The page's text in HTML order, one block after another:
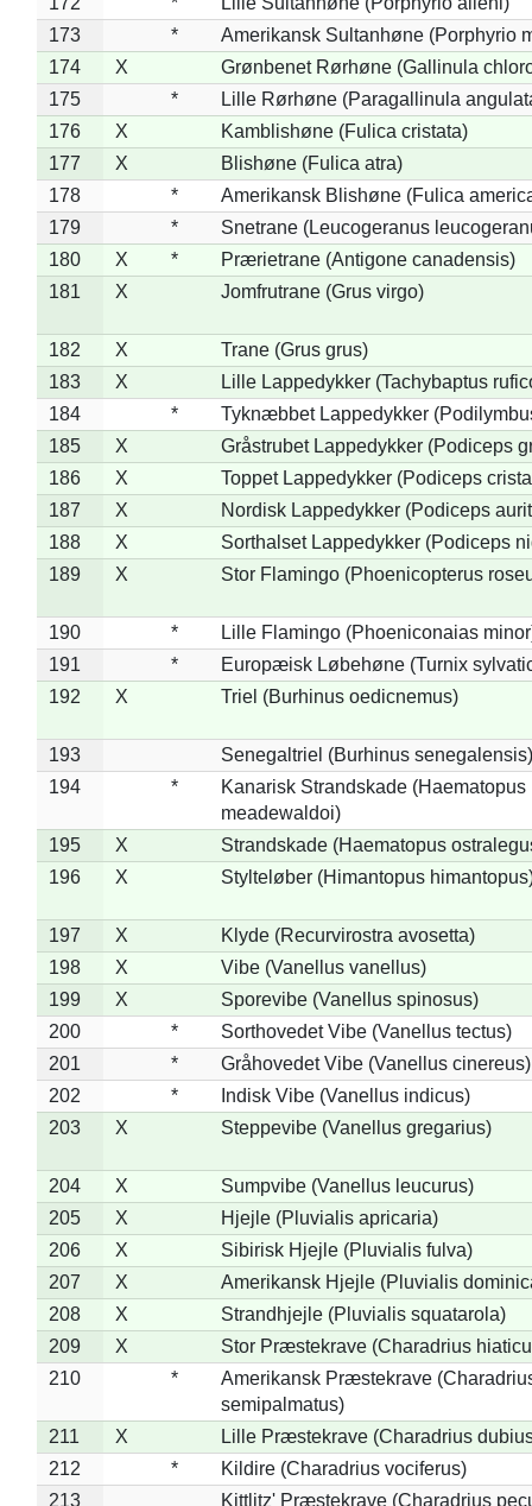
173
*
Amerikansk Sultanhøne (Porphyrio
174
X
Grønbenet Rørhøne (Gallinula
175
*
Lille Rørhøne (Paragallinula
176
X
Kamblishøne (Fulica cristata)
177
X
Blishøne (Fulica atra)
178
*
Amerikansk Blishøne (Fulica
179
*
Snetrane (Leucogeranus
180
X *
Prærietrane (Antigone canadensis)
181
X Jomfrutrane (Grus virgo)
182 X
Trane (Grus grus)
183
X
Lille Lappedykker (Tachybaptus
184
*
Tyknæbbet Lappedykker
185
X
Gråstrubet Lappedykker (Podiceps
186
X
Toppet Lappedykker (Podiceps
187
X
Nordisk Lappedykker (Podiceps
188
X
Sorthalset Lappedykker (Podiceps
189
X Stor Flamingo (Phoenicopterus
190 *
Lille Flamingo (Phoeniconaias
191
*
Europæisk Løbehøne (Turnix
192
X Triel (Burhinus oedicnemus)
193
Senegaltriel (Burhinus senegalensis)
194
*
Kanarisk Strandskade (Haematopus
meadewaldoi)
195
X
Strandskade (Haematopus
196
X Stylteløber (Himantopus
197 X
Klyde (Recurvirostra avosetta)
198
X
Vibe (Vanellus vanellus)
199
X
Sporevibe (Vanellus spinosus)
200
*
Sorthovedet Vibe (Vanellus tectus)
201
*
Gråhovedet Vibe (Vanellus cinereus)
202
*
Indisk Vibe (Vanellus indicus)
203
X Steppevibe (Vanellus gregarius)
204 X
Sumpvibe (Vanellus leucurus)
205
X
Hjejle (Pluvialis apricaria)
206
X
Sibirisk Hjejle (Pluvialis fulva)
207
X
Amerikansk Hjejle (Pluvialis
208
X
Strandhjejle (Pluvialis squatarola)
209
X
Stor Præstekrave (Charadrius
210
*
Amerikansk Præstekrave
semipalmatus)
211
X
Lille Præstekrave (Charadrius
212
*
Kildire (Charadrius vociferus)
213
Kittlitz' Præstekrave (Charadrius